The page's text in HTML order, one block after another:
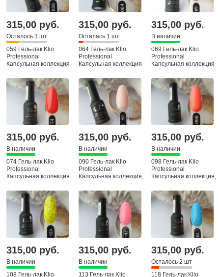
315,00 руб.
Осталось 3 шт
059 Гель-лак Klio
Professional
Капсульная коллекция
315,00 руб.
Осталась 1 шт
064 Гель-лак Klio
Professional
Капсульная коллекция
315,00 руб.
В наличии
069 Гель-лак Klio
Professional
Капсульная коллекция
315,00 руб.
В наличии
074 Гель-лак Klio
Professional
Капсульная коллекция
315,00 руб.
В наличии
090 Гель-лак Klio
Professional
Капсульная коллекция,
315,00 руб.
В наличии
098 Гель-лак Klio
Professional
Капсульная коллекция,
315,00 руб.
В наличии
108 Гель-лак Klio
315,00 руб.
В наличии
113 Гель-лак Klio
315,00 руб.
Осталось 2 шт
118 Гель-лак Klio